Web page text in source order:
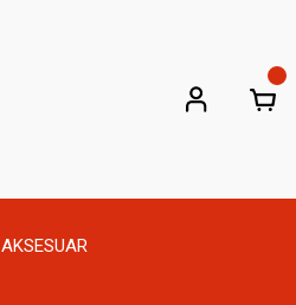
AKSESUAR